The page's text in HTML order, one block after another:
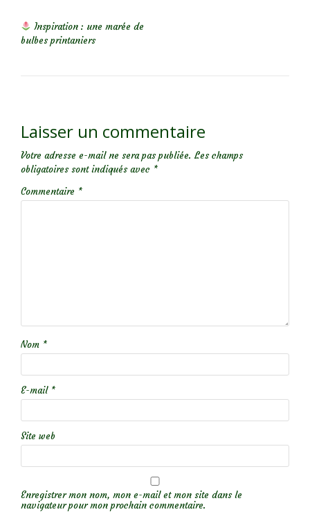
Inspiration : une marée de
bulbes printaniers
Laisser un commentaire
Votre adresse e-mail ne sera pas publiée. Les champs
obligatoires sont indiqués avec *
Commentaire *
Nom *
E-mail *
Site web
Enregistrer mon nom, mon e-mail et mon site dans le
navigateur pour mon prochain commentaire.